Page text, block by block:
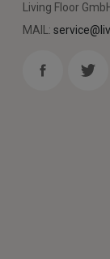
Living Floor
MAIL: